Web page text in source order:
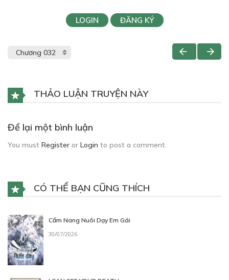
LOGIN ĐĂNG KÝ
THẢO LUẬN TRUYỆN NÀY
Để lại một bình luận
You must Register or Login to post a comment.
CÓ THỂ BẠN CŨNG THÍCH
Cẩm Nang Nuôi Dạy Em Gái
30/07/2026